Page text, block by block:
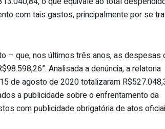
com tais gastos, principalmente por se
– que, nos últimos três anos, as despesas
Analisada a denúncia, a relatoria
de agosto de 2020 totalizaram
a publicidade sobre o enfrentamento da
com publicidade obrigatória de atos